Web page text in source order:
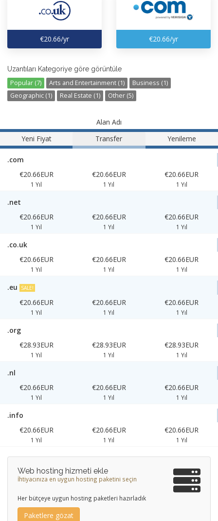
€20.66/yr €20.66/yr
Uzantıları Kategoriye göre görüntüle
Popular (7) Arts and Entertainment (1)
Business (1)
Geographic (1)
Real Estate (1) Other (5)
Alan Adı
Yeni Fiyat
Transfer Yenileme
.com
€20.66EUR
1 Yıl
€20.66EUR
1 Yıl
€20.66EUR
1 Yıl
.net
€20.66EUR
1 Yıl
€20.66EUR
1 Yıl
€20.66EUR
1 Yıl
.co.uk
€20.66EUR
1 Yıl
€20.66EUR
1 Yıl
€20.66EUR
1 Yıl
.eu SALE!
€20.66EUR
1 Yıl
€20.66EUR
1 Yıl
€20.66EUR
1 Yıl
.org
€28.93EUR
1 Yıl
€28.93EUR
1 Yıl
€28.93EUR
1 Yıl
.nl
€20.66EUR
1 Yıl
€20.66EUR
1 Yıl
€20.66EUR
1 Yıl
.info
€20.66EUR
1 Yıl
€20.66EUR
1 Yıl
€20.66EUR
1 Yıl
Web hosting hizmeti ekle
İhtiyacınıza en uygun hosting paketini seçin
Her bütçeye uygun hosting paketleri hazırladık
Paketlere gözat